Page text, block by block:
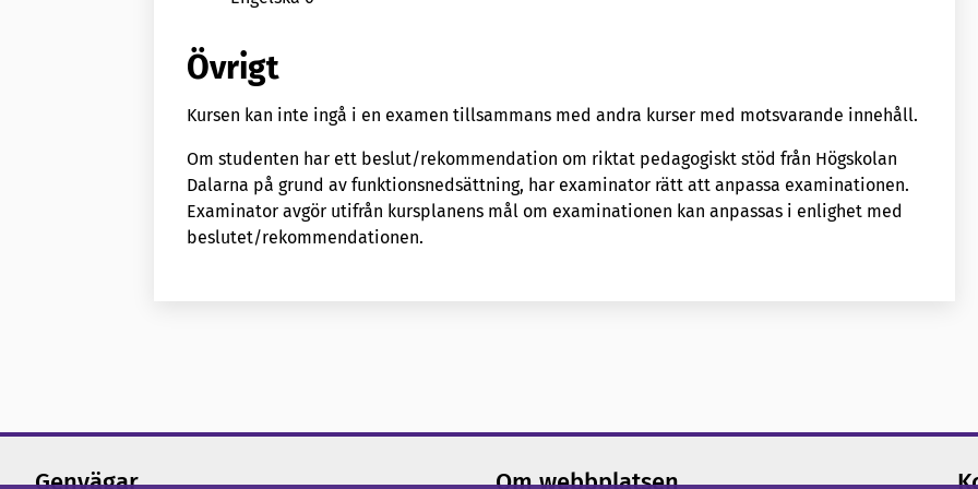
Övrigt
Kursen kan inte ingå i en examen tillsammans med andra kurser med motsvarande innehåll.
Om studenten har ett beslut/rekommendation om riktat pedagogiskt stöd från Högskolan
Dalarna på grund av funktionsnedsättning, har examinator rätt att anpassa examinationen.
Examinator avgör utifrån kursplanens mål om examinationen kan anpassas i enlighet med
beslutet/rekommendationen.
Genvägar Om webbplatsen